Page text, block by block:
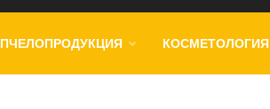
ПЧЕЛОПРОДУКЦИЯ КОСМЕТОЛОГИЯ